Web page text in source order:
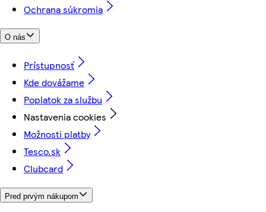
Ochrana súkromia
O nás
Prístupnosť
Kde dovážame
Poplatok za službu
Nastavenia cookies
Možnosti platby
Tesco.sk
Clubcard
Pred prvým nákupom